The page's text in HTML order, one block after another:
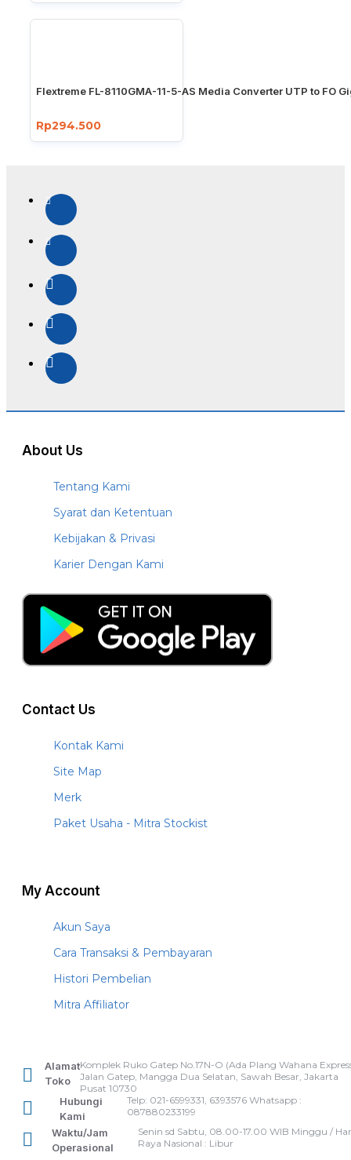
Flextreme FL-8110GMA-11-5-AS Media Converter UTP to FO
Rp294.500
About Us
Tentang Kami
Syarat dan Ketentuan
Kebijakan & Privasi
Karier Dengan Kami
Contact Us
Kontak Kami
Site Map
Merk
Paket Usaha - Mitra Stockist
My Account
Akun Saya
Cara Transaksi & Pembayaran
Histori Pembelian
Mitra Affiliator
Alamat
Toko
Komplek Ruko Gatep No.17N-O (Ada Plang Wahana
Jalan Gatep, Mangga Dua Selatan, Sawah Besar, Jakarta
Pusat 10730
Hubungi
Kami
Telp: 021-6599331, 6393576 Whatsapp :
087880233199
Waktu/Jam
Operasional
Senin sd Sabtu, 08.00-17.00 WIB Minggu /
Raya Nasional : Libur